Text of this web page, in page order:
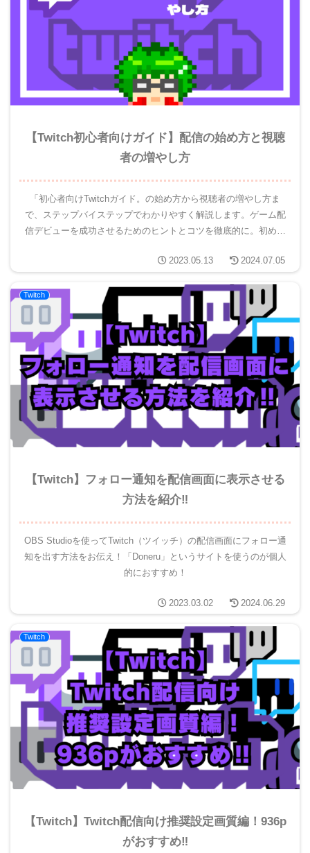
【Twitch初心者向けガイド】配信の始め方と視聴
者の増やし方
「初心者向けTwitchガイド。の始め方から視聴者の増やし方ま
で、ステップバイステップでわかりやすく解説します。ゲーム配
信デビューを成功させるためのヒントとコツを徹底的に。初めて
2023.05.13
2024.07.05
Twitch
【Twitch】フォロー通知を配信画面に表示させる
方法を紹介‼
OBS Studioを使ってTwitch（ツイッチ）の配信画面にフォロー通
知を出す方法をお伝え！「Doneru」というサイトを使うのが個人
的におすすめ！
2023.03.02 2024.06.29
Twitch
【Twitch】Twitch配信向け推奨設定画質編！936p
がおすすめ‼